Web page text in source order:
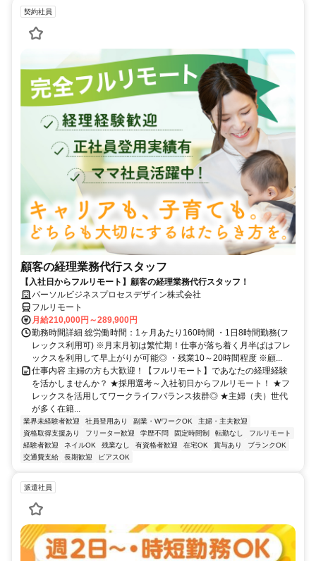
契約社員
顧客の経理業務代行スタッフ
【入社日からフルリモート】顧客の経理業務代行スタッフ！
パーソルビジネスプロセスデザイン株式会社
フルリモート
月給210,000円～289,900円
勤務時間詳細 総労働時間：1ヶ月あたり160時間 ・1日8時間勤務(フ
レックス利用可) ※月末月初は繁忙期！仕事が落ち着く月半ばはフレ
ックスを利用して早上がりが可能◎ ・残業10～20時間程度 ※顧...
仕事内容 主婦の方も大歓迎！【フルリモート】であなたの経理経験
を活かしませんか？ ★採用選考～入社初日からフルリモート！ ★フ
レックスを活用してワークライフバランス抜群◎ ★主婦（夫）世代
が多く在籍...
業界未経験者歓迎 社員登用あり 副業・WワークOK
主婦・主夫歓迎
資格取得支援あり
フリーター歓迎 学歴不問 固定時間制 転勤なし
フルリモート
経験者歓迎
ネイルOK 残業なし 有資格者歓迎 在宅OK 賞与あり
ブランクOK
交通費支給
長期歓迎 ピアスOK
派遣社員